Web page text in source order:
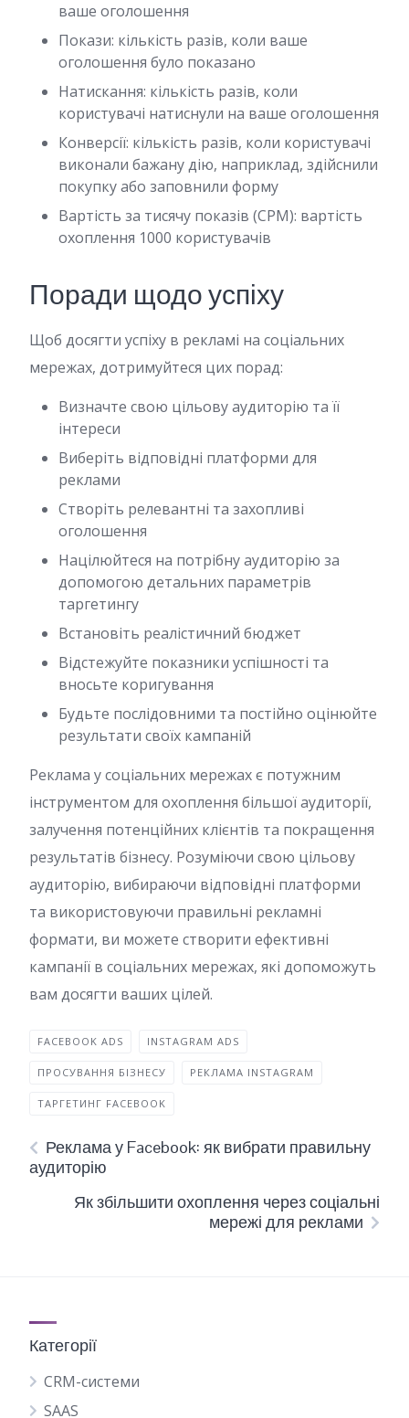
ваше оголошення
Покази: кількість разів, коли ваше
оголошення було показано
Натискання: кількість разів, коли
користувачі натиснули на ваше оголошення
Конверсії: кількість разів, коли користувачі
виконали бажану дію, наприклад, здійснили
покупку або заповнили форму
Вартість за тисячу показів (CPM): вартість
охоплення 1000 користувачів
Поради щодо успіху
Щоб досягти успіху в рекламі на соціальних
мережах, дотримуйтеся цих порад:
Визначте свою цільову аудиторію та її
інтереси
Виберіть відповідні платформи для
реклами
Створіть релевантні та захопливі
оголошення
Націлюйтеся на потрібну аудиторію за
допомогою детальних параметрів
таргетингу
Встановіть реалістичний бюджет
Відстежуйте показники успішності та
вносьте коригування
Будьте послідовними та постійно оцінюйте
результати своїх кампаній
Реклама у соціальних мережах є потужним
інструментом для охоплення більшої аудиторії,
залучення потенційних клієнтів та покращення
результатів бізнесу. Розуміючи свою цільову
аудиторію, вибираючи відповідні платформи
та використовуючи правильні рекламні
формати, ви можете створити ефективні
кампанії в соціальних мережах, які допоможуть
вам досягти ваших цілей.
FACEBOOK ADS INSTAGRAM ADS
ПРОСУВАННЯ БІЗНЕСУ РЕКЛАМА INSTAGRAM
ТАРГЕТИНГ FACEBOOK
Реклама у Facebook: як вибрати правильну
аудиторію
Як збільшити охоплення через соціальні
мережі для реклами
Категорії
CRM-системи
SAAS